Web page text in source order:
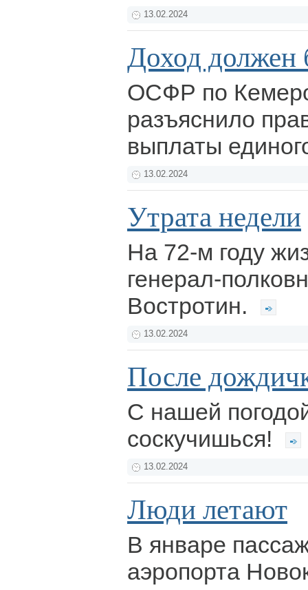
13.02.2024
Доход должен
ОСФР по
разъяснило
выплаты
13.02.2024
Утрата недели
На 72-м году
генерал-
Востротин.
13.02.2024
После
С нашей
соскучишься!
13.02.2024
Люди летают
В январе
аэропорта